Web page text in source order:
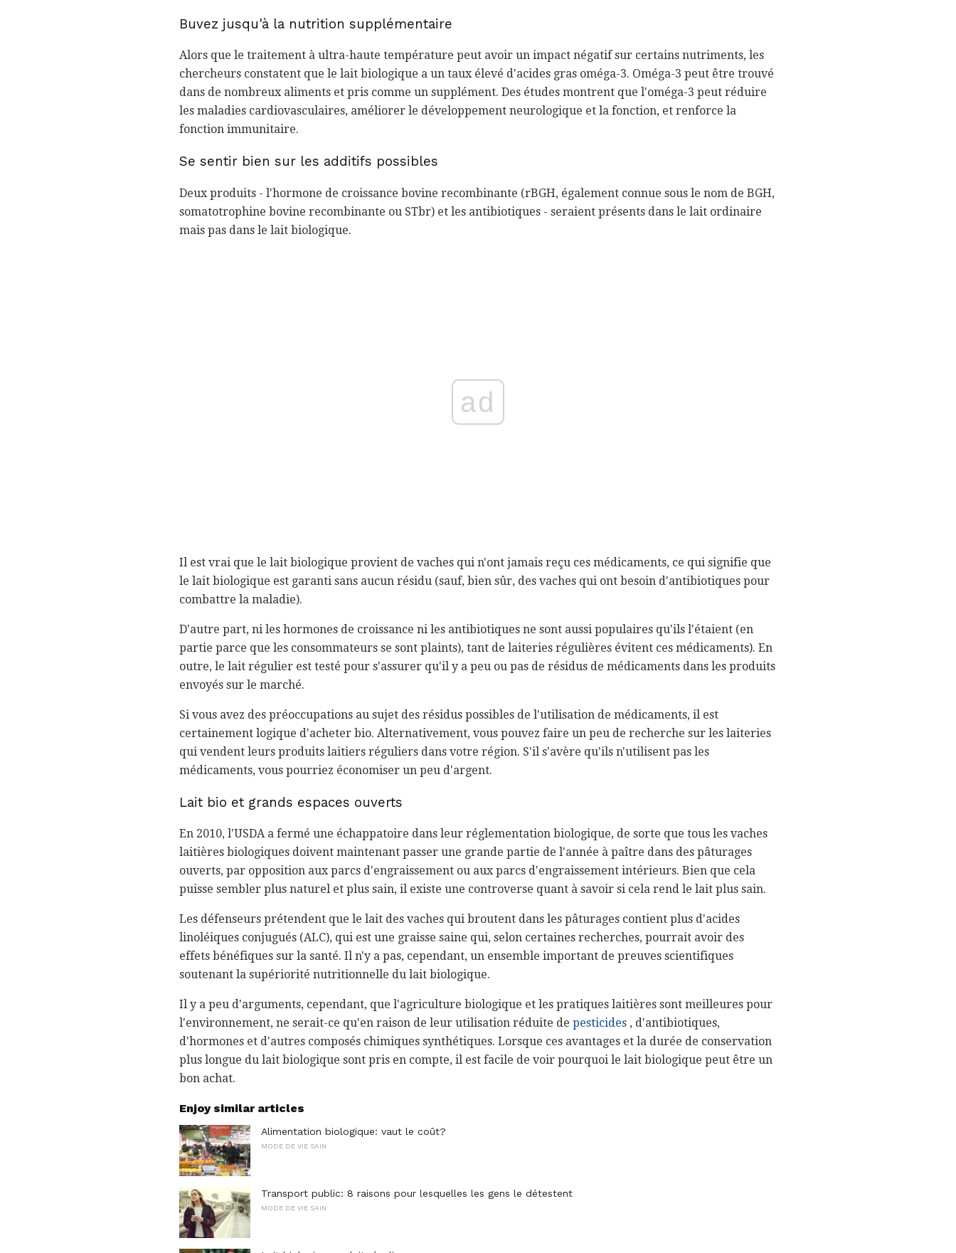
Buvez jusqu'à la nutrition supplémentaire
Alors que le traitement à ultra-haute température peut avoir un impact négatif sur certains nutriments, les
chercheurs constatent que le lait biologique a un taux élevé d'acides gras oméga-3. Oméga-3 peut être trouvé
dans de nombreux aliments et pris comme un supplément. Des études montrent que l'oméga-3 peut réduire
les maladies cardiovasculaires, améliorer le développement neurologique et la fonction, et renforce la
fonction immunitaire.
Se sentir bien sur les additifs possibles
Deux produits - l'hormone de croissance bovine recombinante (rBGH, également connue sous le nom de BGH,
somatotrophine bovine recombinante ou STbr) et les antibiotiques - seraient présents dans le lait ordinaire
mais pas dans le lait biologique.
ad
Il est vrai que le lait biologique provient de vaches qui n'ont jamais reçu ces médicaments, ce qui signifie que
le lait biologique est garanti sans aucun résidu (sauf, bien sûr, des vaches qui ont besoin d'antibiotiques pour
combattre la maladie).
D'autre part, ni les hormones de croissance ni les antibiotiques ne sont aussi populaires qu'ils l'étaient (en
partie parce que les consommateurs se sont plaints), tant de laiteries régulières évitent ces médicaments). En
outre, le lait régulier est testé pour s'assurer qu'il y a peu ou pas de résidus de médicaments dans les produits
envoyés sur le marché.
Si vous avez des préoccupations au sujet des résidus possibles de l'utilisation de médicaments, il est
certainement logique d'acheter bio. Alternativement, vous pouvez faire un peu de recherche sur les laiteries
qui vendent leurs produits laitiers réguliers dans votre région. S'il s'avère qu'ils n'utilisent pas les
médicaments, vous pourriez économiser un peu d'argent.
Lait bio et grands espaces ouverts
En 2010, l'USDA a fermé une échappatoire dans leur réglementation biologique, de sorte que tous les vaches
laitières biologiques doivent maintenant passer une grande partie de l'année à paître dans des pâturages
ouverts, par opposition aux parcs d'engraissement ou aux parcs d'engraissement intérieurs. Bien que cela
puisse sembler plus naturel et plus sain, il existe une controverse quant à savoir si cela rend le lait plus sain.
Les défenseurs prétendent que le lait des vaches qui broutent dans les pâturages contient plus d'acides
linoléiques conjugués (ALC), qui est une graisse saine qui, selon certaines recherches, pourrait avoir des
effets bénéfiques sur la santé. Il n'y a pas, cependant, un ensemble important de preuves scientifiques
soutenant la supériorité nutritionnelle du lait biologique.
Il y a peu d'arguments, cependant, que l'agriculture biologique et les pratiques laitières sont meilleures pour
l'environnement, ne serait-ce qu'en raison de leur utilisation réduite de pesticides , d'antibiotiques,
d'hormones et d'autres composés chimiques synthétiques. Lorsque ces avantages et la durée de conservation
plus longue du lait biologique sont pris en compte, il est facile de voir pourquoi le lait biologique peut être un
bon achat.
Enjoy similar articles
Alimentation biologique: vaut le coût?
MODE DE VIE SAIN
Transport public: 8 raisons pour lesquelles les gens le détestent
MODE DE VIE SAIN